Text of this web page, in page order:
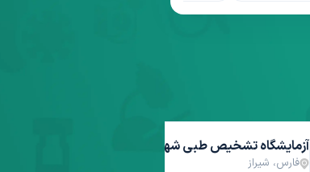
آزمایشگاه تشخیص طبی شهریار شیراز
فارس، شیراز